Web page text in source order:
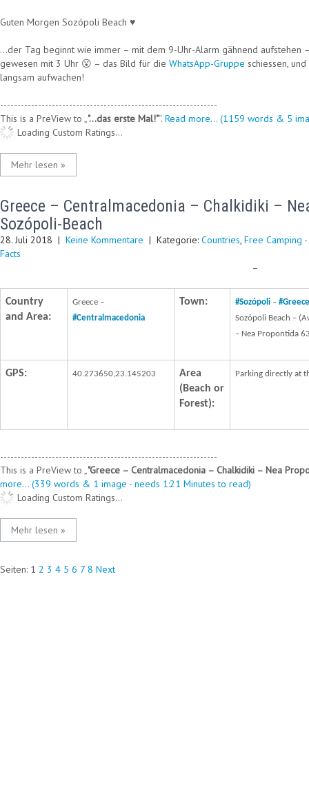
Guten Morgen Sozópoli Beach ♥
…der Tag beginnt wie immer – mit dem 9-Uhr-Alarm gähnend aufstehen
gewesen mit 3 Uhr 😮 – das Bild für die WhatsApp-Gruppe schiessen,
langsam aufwachen!
---------------------------------------------------------------
This is a PreView to "…das erste Mal!". Read more... (1159 words & 5
Loading Custom Ratings...
Mehr lesen »
Greece – Centralmacedonia – Chalkidiki –
Sozópoli-Beach
28. Juli 2018 | Keine Kommentare | Kategorie: Countries, Free Camping
Facts
–
Country
and Area:
Greece –
#Centralmacedonia
Town: #Sozópoli – #Greece
Sozópoli Beach –
– Nea Propontida
GPS: 40.273650,23.145203
Area
(Beach or
Forest):
Parking directly at
---------------------------------------------------------------
This is a PreView to "Greece – Centralmacedonia – Chalkidiki – Nea
more... (339 words & 1 image - needs 1:21 Minutes to read)
Loading Custom Ratings...
Mehr lesen »
Seiten: 1 2 3 4 5 6 7 8 Next